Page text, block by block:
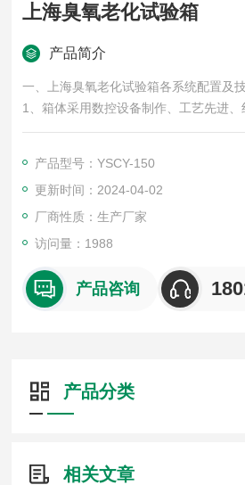
上海臭氧老化试验箱
产品简介
一、上海臭氧老化试验箱各系统配置及
1、箱体采用数控设备制作、工艺先进
2、内箱材质为1mm厚304SUS高级不
3、加热方式：磁片式加热器
产品型号：YSCY-150
更新时间：2024-04-02
厂商性质：生产厂家
访问量：1988
产品咨询
产品分类
相关文章